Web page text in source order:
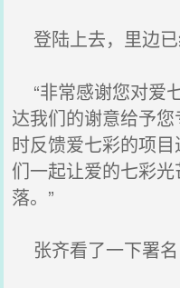
登陆上去，里边已
“非常感谢您对爱
达我们的谢意给予
时反馈爱七彩的项
们一起让爱的七彩
落。”
张齐看了一下署名